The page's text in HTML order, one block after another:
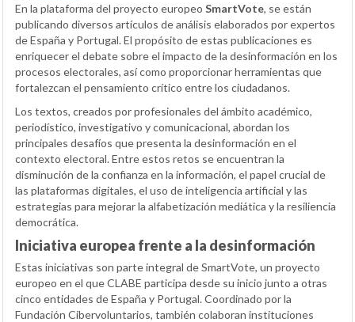
En la plataforma del proyecto europeo SmartVote, se están
publicando diversos artículos de análisis elaborados por expertos
de España y Portugal. El propósito de estas publicaciones es
enriquecer el debate sobre el impacto de la desinformación en los
procesos electorales, así como proporcionar herramientas que
fortalezcan el pensamiento crítico entre los ciudadanos.
Los textos, creados por profesionales del ámbito académico,
periodístico, investigativo y comunicacional, abordan los
principales desafíos que presenta la desinformación en el
contexto electoral. Entre estos retos se encuentran la
disminución de la confianza en la información, el papel crucial de
las plataformas digitales, el uso de inteligencia artificial y las
estrategias para mejorar la alfabetización mediática y la resiliencia
democrática.
Iniciativa europea frente a la desinformación
Estas iniciativas son parte integral de SmartVote, un proyecto
europeo en el que CLABE participa desde su inicio junto a otras
cinco entidades de España y Portugal. Coordinado por la
Fundación Cibervoluntarios, también colaboran instituciones